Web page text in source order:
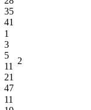
35
41
1
3
5
11
21
47
2
11